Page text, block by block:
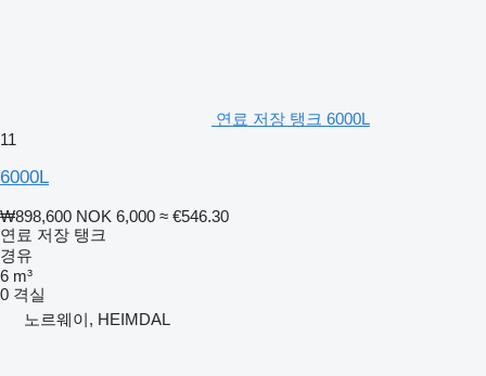
연료 저장 탱크 6000L
11
6000L
₩898,600 NOK 6,000 ≈ €546.30
연료 저장 탱크
경유
6 m³
0 격실
노르웨이, HEIMDAL